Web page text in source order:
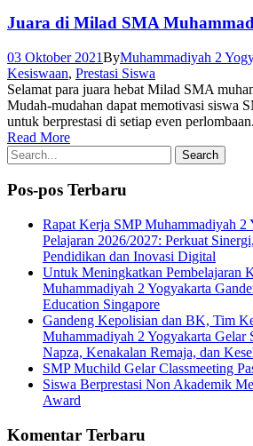
Juara di Milad SMA
03 Oktober 2021ByMuhammadiyah 2
Kesiswaan, Prestasi Siswa
Selamat para juara hebat Milad SMA
Mudah-mudahan dapat memotivasi siswa
untuk berprestasi di setiap even perlombaan.
Read More
Pos-pos Terbaru
Rapat Kerja SMP Muhammadiyah 2
Pelajaran 2026/2027: Perkuat
Pendidikan dan Inovasi Digital
Untuk Meningkatkan Pembelajaran
Muhammadiyah 2 Yogyakarta
Education Singapore
Gandeng Kepolisian dan BK, Tim
Muhammadiyah 2 Yogyakarta Gelar
Napza, Kenakalan Remaja, dan
SMP Muchild Gelar Classmeeting
Siswa Berprestasi Non Akademik
Award
Komentar Terbaru